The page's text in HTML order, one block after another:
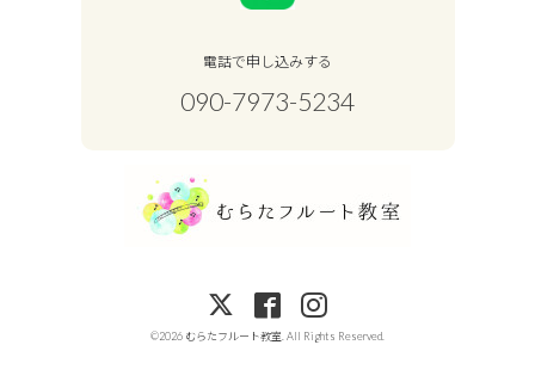
電話で申し込みする
090-7973-5234
©2026 むらたフルート教室 . All Rights Reserved.